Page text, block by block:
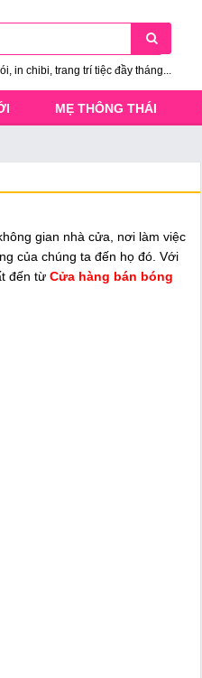
in chibi, trang trí tiệc đầy tháng...
MẸ THÔNG THÁI
gian nhà cửa, nơi làm việc
của chúng ta đến họ đó. Với
đến từ Cửa hàng bán bóng